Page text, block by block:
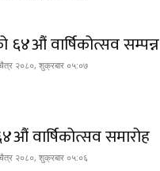
६४औं वार्षिकोत्सव सम्पन्न
२०८०, शुक्रबार ०५:०७
वार्षिकोत्सव समारोह
२०८०, शुक्रबार ०५:०६